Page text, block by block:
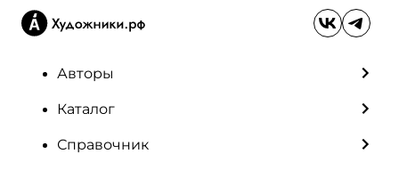
Авторы
Каталог
Справочник